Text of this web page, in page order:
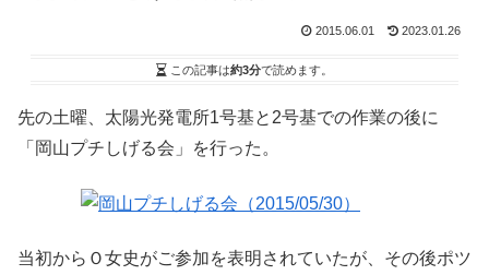
2015.06.01 2023.01.26
この記事は約3分で読めます。
先の土曜、太陽光発電所1号基と2号基での作業の後に
「岡山プチしげる会」を行った。
当初からＯ女史がご参加を表明されていたが、その後ポツ